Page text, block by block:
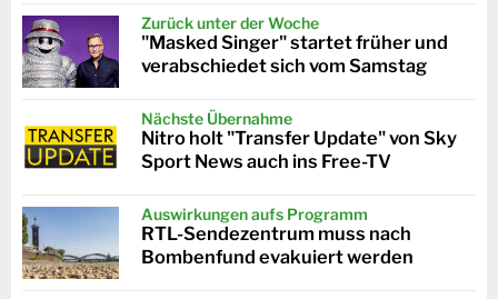
Zurück unter der Woche
"Masked Singer" startet früher und
verabschiedet sich vom Samstag
Nächste Übernahme
Nitro holt "Transfer Update" von Sky
Sport News auch ins Free-TV
Auswirkungen aufs Programm
RTL-Sendezentrum muss nach
Bombenfund evakuiert werden